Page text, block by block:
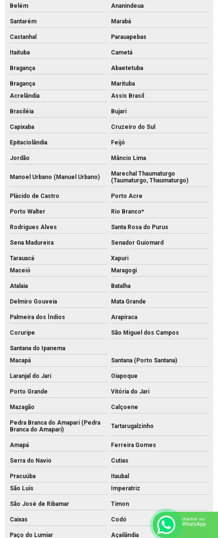
Belém
Ananindeua
Santarém Marabá
Castanhal Parauapebas
Itaituba Cametá
Bragança Abaetetuba
Bragança
Marituba
Acrelândia
Assis Brasil
Brasiléia Bujari
Capixaba Cruzeiro do Sul
Epitaciolândia Feijó
Jordão Mâncio Lima
Manoel Urbano (Manuel Urbano)
Marechal Thaumaturgo
(Taumaturgo, Thaumaturgo)
Plácido de Castro Porto Acre
Porto Walter Rio Branco*
Rodrigues Alves Santa Rosa do Purus
Sena Madureira Senador Guiomard
Tarauacá
Xapuri
Maceió
Maragogi
Atalaia Batalha
Delmiro Gouveia Mata Grande
Palmeira dos Índios Arapiraca
Coruripe São Miguel dos Campos
Santana do Ipanema
Macapá
Santana (Porto Santana)
Laranjal do Jari Oiapoque
Porto Grande Vitória do Jari
Mazagão Calçoene
Pedra Branca do Amapari (Pedra
Branca do Amaparí)
Tartarugalzinho
Amapá Ferreira Gomes
Serra do Navio Cutias
Pracuúba
Itaubal
São Luís
Imperatriz
São José de Ribamar Timon
Caixas Codó
Paço do Lumiar Açailândia
chamar no
WhatsApp